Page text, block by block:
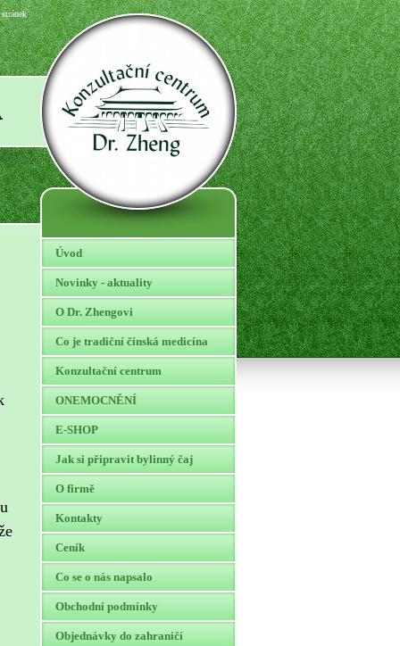
Úvod
Novinky - aktuality
O Dr. Zhengovi
Co je tradiční čínská medicína
Konzultační centrum
ONEMOCNĚNÍ
E-SHOP
Jak si připravit bylinný čaj
O firmě
Kontakty
Ceník
Co se o nás napsalo
Obchodní podmínky
Objednávky do zahraničí